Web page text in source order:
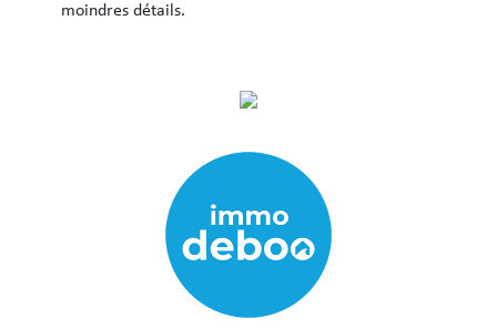
moindres détails.